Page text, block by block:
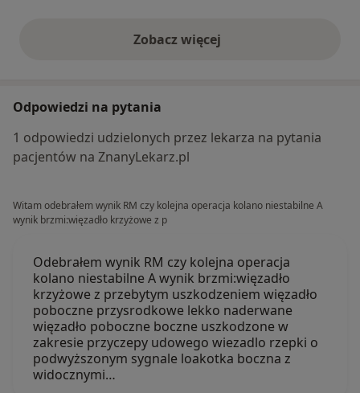
Zobacz więcejopinie powyżej
Odpowiedzi na pytania
1 odpowiedzi udzielonych przez lekarza na pytania
pacjentów na ZnanyLekarz.pl
Witam odebrałem wynik RM czy kolejna operacja kolano niestabilne A
wynik brzmi:więzadło krzyżowe z p
Odebrałem wynik RM czy kolejna operacja
kolano niestabilne A wynik brzmi:więzadło
krzyżowe z przebytym uszkodzeniem więzadło
poboczne przysrodkowe lekko naderwane
więzadło poboczne boczne uszkodzone w
zakresie przyczepy udowego wiezadlo rzepki o
podwyższonym sygnale loakotka boczna z
widocznymi…